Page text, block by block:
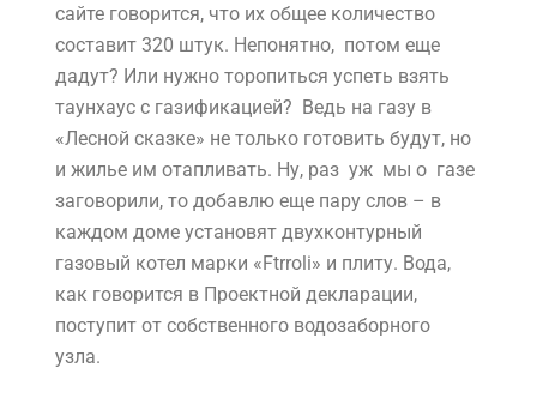
сайте говорится, что их общее количество
составит 320 штук. Непонятно, потом еще
дадут? Или нужно торопиться успеть взять
таунхаус с газификацией? Ведь на газу в
«Лесной сказке» не только готовить будут, но
и жилье им отапливать. Ну, раз уж мы о газе
заговорили, то добавлю еще пару слов – в
каждом доме установят двухконтурный
газовый котел марки «Ftrroli» и плиту. Вода,
как говорится в Проектной декларации,
поступит от собственного водозаборного
узла.